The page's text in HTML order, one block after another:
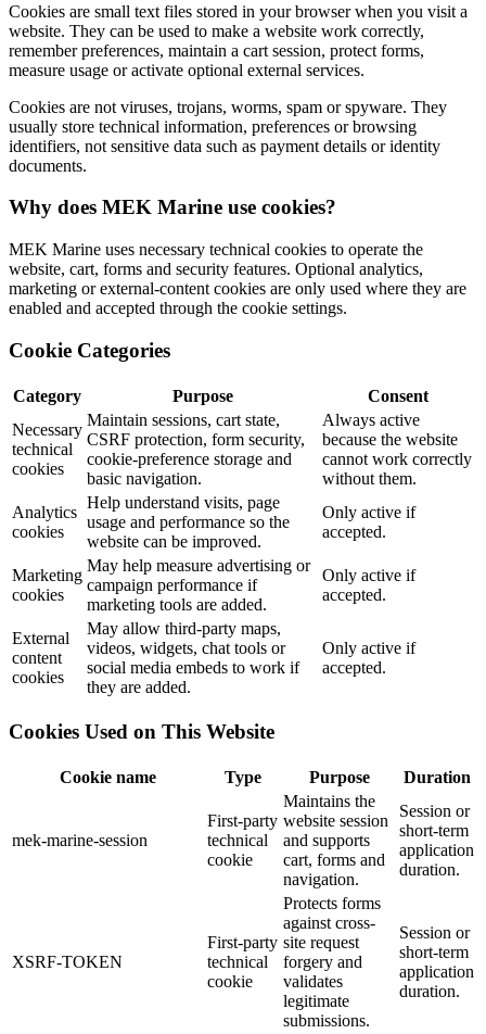
Cookies are small text files stored in your browser when you visit a
website. They can be used to make a website work correctly,
remember preferences, maintain a cart session, protect forms,
measure usage or activate optional external services.
Cookies are not viruses, trojans, worms, spam or spyware. They
usually store technical information, preferences or browsing
identifiers, not sensitive data such as payment details or identity
documents.
Why does MEK Marine use cookies?
MEK Marine uses necessary technical cookies to operate the
website, cart, forms and security features. Optional analytics,
marketing or external-content cookies are only used where they are
enabled and accepted through the cookie settings.
Cookie Categories
Category Purpose
Consent
Necessary
technical
cookies
Maintain sessions, cart state,
CSRF protection, form security,
cookie-preference storage and
basic navigation.
Always active
because the website
cannot work correctly
without them.
Analytics
cookies
Help understand visits, page
usage and performance so the
website can be improved.
Only active if
accepted.
Marketing
cookies
May help measure advertising or
campaign performance if
marketing tools are added.
Only active if
accepted.
External
content
cookies
May allow third-party maps,
videos, widgets, chat tools or
social media embeds to work if
they are added.
Only active if
accepted.
Cookies Used on This Website
Cookie name Type Purpose Duration
mek-marine-session
First-party
technical
cookie
Maintains the
website session
and supports
cart, forms and
navigation.
Session or
short-term
application
duration.
XSRF-TOKEN
First-party
technical
cookie
Protects forms
against cross-
site request
forgery and
validates
legitimate
submissions.
Session or
short-term
application
duration.